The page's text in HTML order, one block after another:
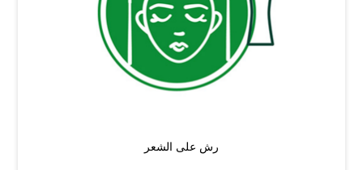
رش على الشعر